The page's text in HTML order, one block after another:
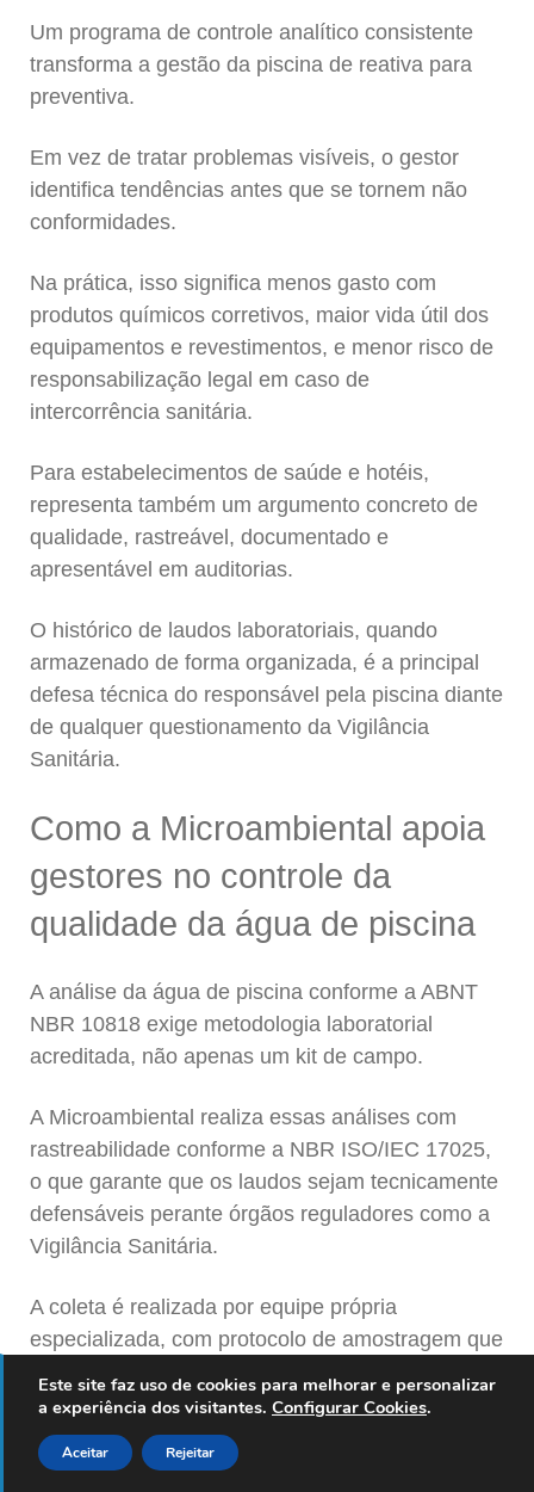
Um programa de controle analítico consistente
transforma a gestão da piscina de reativa para
preventiva.
Em vez de tratar problemas visíveis, o gestor
identifica tendências antes que se tornem não
conformidades.
Na prática, isso significa menos gasto com
produtos químicos corretivos, maior vida útil dos
equipamentos e revestimentos, e menor risco de
responsabilização legal em caso de
intercorrência sanitária.
Para estabelecimentos de saúde e hotéis,
representa também um argumento concreto de
qualidade, rastreável, documentado e
apresentável em auditorias.
O histórico de laudos laboratoriais, quando
armazenado de forma organizada, é a principal
defesa técnica do responsável pela piscina diante
de qualquer questionamento da Vigilância
Sanitária.
Como a Microambiental apoia
gestores no controle da
qualidade da água de piscina
A análise da água de piscina conforme a ABNT
NBR 10818 exige metodologia laboratorial
acreditada, não apenas um kit de campo.
A Microambiental realiza essas análises com
rastreabilidade conforme a NBR ISO/IEC 17025,
o que garante que os laudos sejam tecnicamente
defensáveis perante órgãos reguladores como a
Vigilância Sanitária.
A coleta é realizada por equipe própria
especializada, com protocolo de amostragem que
para resultados microbiológicos confiáveis.
Após o laudo, o suporte técnico orienta o
Este site faz uso de cookies para melhorar e personalizar
a experiência dos visitantes. Configurar Cookies.
Aceitar Rejeitar